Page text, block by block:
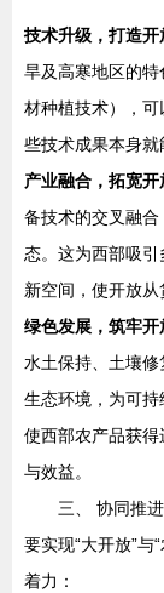
技术升级，打造开
旱及高寒地区的
材种植技术），
些技术成果本身就
产业融合，拓宽开
备技术的交叉融
态。这为西部吸
新空间，使开放从
绿色发展，筑牢开
水土保持、土壤
生态环境，为可持
使西部农产品获得
与效益。
三、 协同推
要实现“大开放”与
着力：